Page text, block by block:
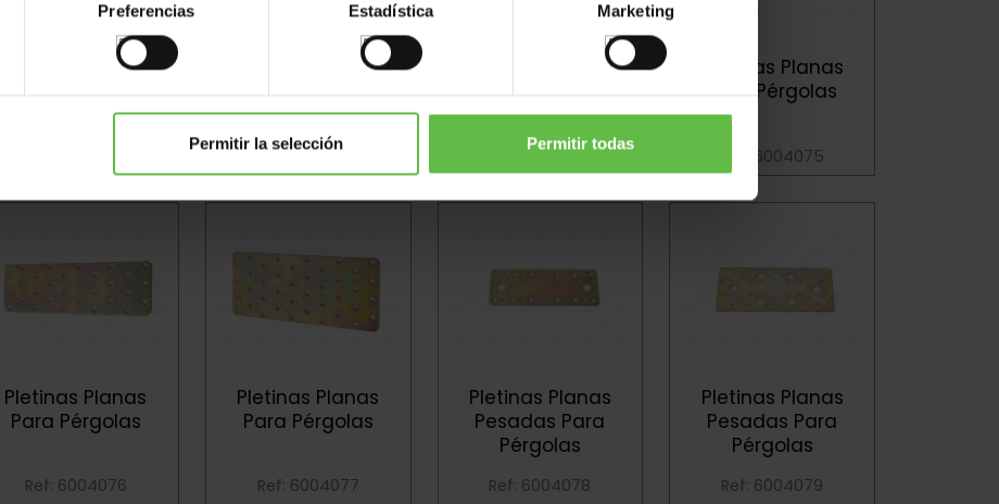
Preferencias Estadística Marketing
Permitir la selección Permitir todas
Pletinas Ángulo
135º Para Pérgolas
Pletinas Ángulo
135º Para Pérgolas
Ref: 6004073
Pletinas Ángulo
135º Para Pérgolas
Ref: 6004074
Pletinas Planas
Para Pérgolas
Ref: 6004075
Pletinas Planas
Para Pérgolas
Ref: 6004076
Pletinas Planas
Para Pérgolas
Ref: 6004077
Pletinas Planas
Pesadas Para
Pérgolas
Ref: 6004078
Pletinas Planas
Pesadas Para
Pérgolas
Ref: 6004079